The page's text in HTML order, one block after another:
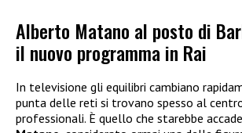
Alberto Matano al posto di
il nuovo programma in Rai
In televisione gli equilibri cambiano
punta delle reti si trovano spesso al
professionali. È quello che starebbe